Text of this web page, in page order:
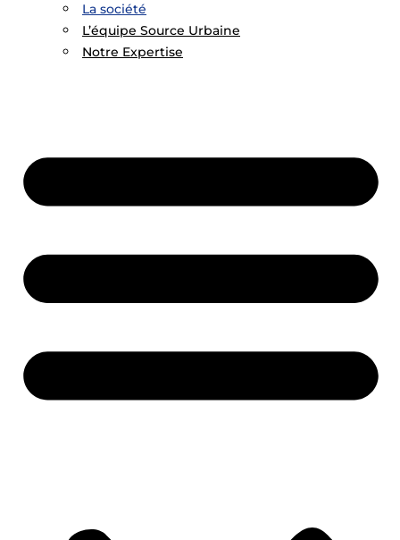
La société
L’équipe Source Urbaine
Notre Expertise